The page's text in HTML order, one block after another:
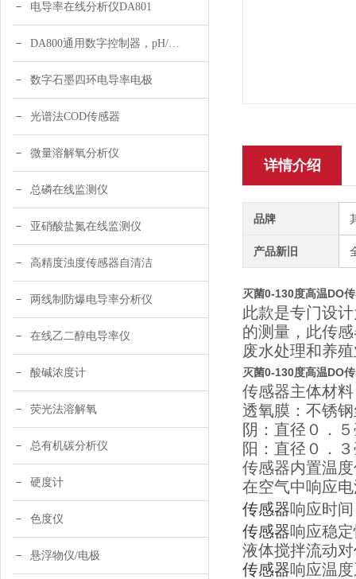
电导率在线分析仪DA801
DA800通用数字控制器，pH/DO/ORP多参数
数字石墨四环电导率电极
光谱法COD传感器
微量溶解氧分析仪
总磷在线监测仪
亚硝酸盐氮在线监测仪
高精度浊度传感器自清洁
两线制防爆电导率分析仪
在线乙二醇电导率仪
酸碱浓度计
荧光法溶解氧
总有机碳分析仪
硬度计
色度仪
悬浮物仪/电极
详情介绍
品牌
产品新旧
灭菌0-130度高温DO
此款是专门设
的测量，此传
废水处理和
灭菌0-130度高温DO
传感器主
透氧膜：不
阴：直径０
阳：直径
传感器内置温
在空气中响应
传感器响应时
传感器响应稳
液体搅拌流动对
传感器响应温